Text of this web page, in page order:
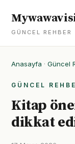
GÜNCEL REHBER
Anasayfa · Güncel
GÜNCEL
Kitap
dikkat